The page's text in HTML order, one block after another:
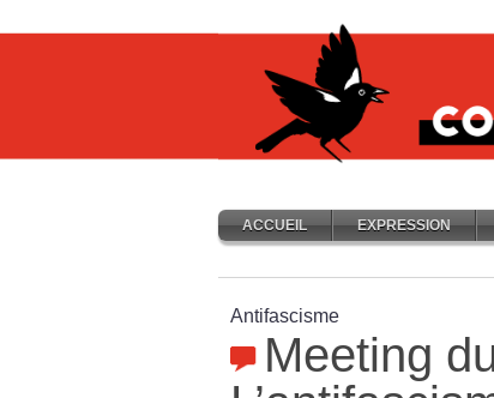
ACCUEIL EXPRESSION
Antifascisme
Meeting